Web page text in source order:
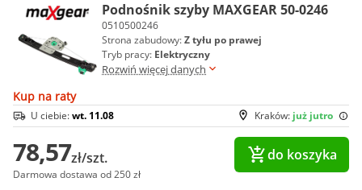
Podnośnik szyby MAXGEAR 50-0246
0510500246
Strona zabudowy:Z tyłu po prawej
Tryb pracy: Elektryczny
Rozwiń więcej danych
Kup na raty
Kraków: już jutro
U ciebie:wt. 11.08
78,57zł/szt.
Darmowa dostawa od 250 zł
do koszyka